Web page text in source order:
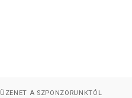
ÜZENET A SZPONZORUNKTÓL